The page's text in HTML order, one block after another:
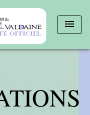
menu